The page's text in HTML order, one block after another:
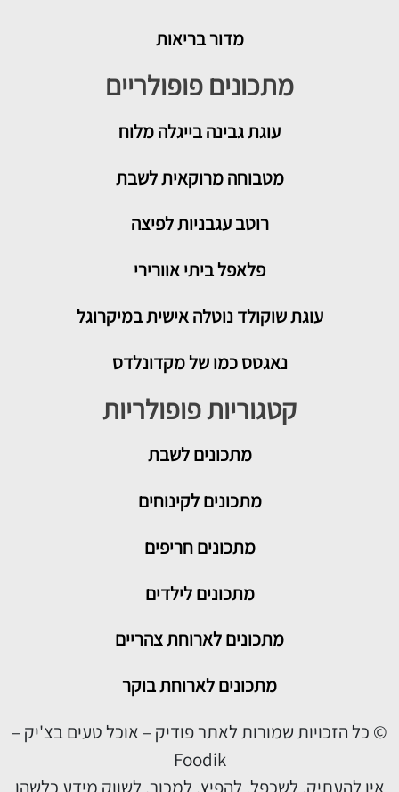
מדור בריאות
מתכונים פופולריים
עוגת גבינה בייגלה מלוח
מטבוחה מרוקאית לשבת
רוטב עגבניות לפיצה
פלאפל ביתי אוורירי
עוגת שוקולד נוטלה אישית במיקרוגל
נאגטס כמו של מקדונלדס
קטגוריות פופולריות
מתכוניםלשבת
מתכונים לקינוחים
מתכונים חריפים
מתכונים לילדים
מתכונים לארוחת צהריים
מתכונים לארוחת בוקר
© כל הזכויות שמורות לאתר פודיק – אוכל טעים בצ'יק –
Foodik
אין להעתיק, לשכפל, להפיץ, למכור, לשווק מידע כלשהו